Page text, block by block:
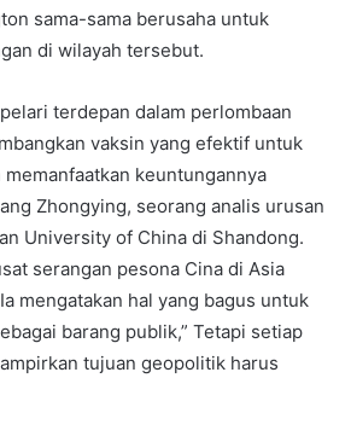
sama-sama berusaha untuk
di wilayah tersebut.
terdepan dalam perlombaan
vaksin yang efektif untuk
keuntungannya
Zhongying, seorang analis urusan
University of China di Shandong.
serangan pesona Cina di Asia
mengatakan hal yang bagus untuk
barang publik,” Tetapi setiap
tujuan geopolitik harus